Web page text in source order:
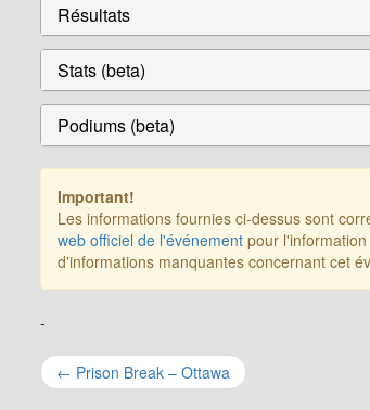
Résultats
Stats (beta)
Podiums (beta)
Important!
Les informations fournies ci-dessus sont
web officiel de l'événement pour
d'informations manquantes concernant cet
-
Navigation
← Prison Break – Ottawa